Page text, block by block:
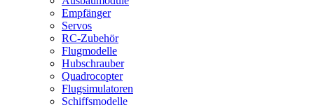
Empfänger
Servos
RC-Zubehör
Flugmodelle
Hubschrauber
Quadrocopter
Flugsimulatoren
Schiffsmodelle